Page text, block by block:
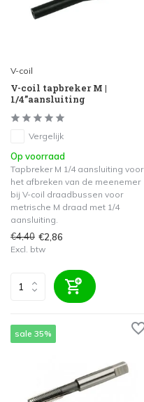
V-coil
V-coil tapbreker M |
1/4”aansluiting
Vergelijk
Op voorraad
Tapbreker M 1/4 aansluiting voor
het afbreken van de meenemer
bij V-coil draadbussen voor
metrische M draad met 1/4
aansluiting.
€4,40 €2,86
Excl. btw
sale 35%